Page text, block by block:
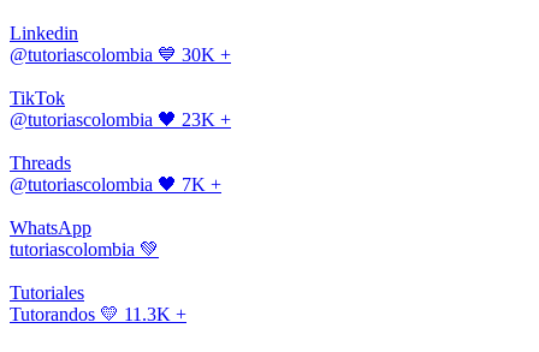
Linkedin
@tutoriascolombia 💙 30K +
TikTok
@tutoriascolombia 🖤 23K +
Threads
@tutoriascolombia 🖤 7K +
WhatsApp
tutoriascolombia 💚
Tutoriales
Tutorandos 💛 11.3K +